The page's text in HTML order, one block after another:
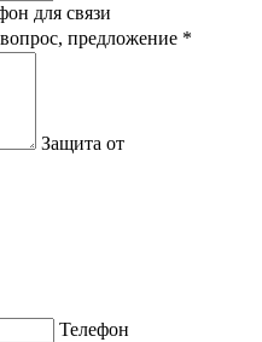
для связи
предложение *
Защита от
Телефон